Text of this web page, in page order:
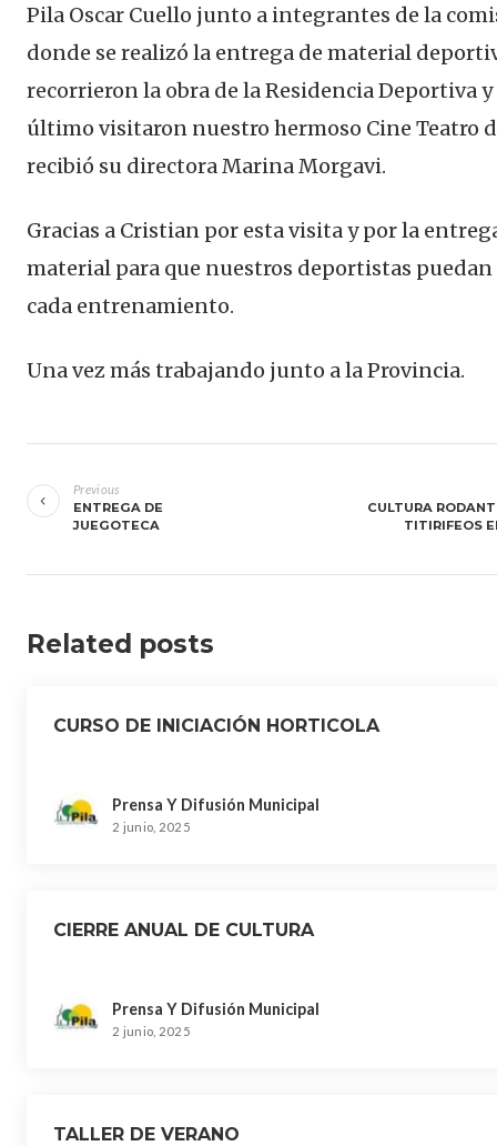
Pila Oscar Cuello junto a integrantes de la
donde se realizó la entrega de material
recorrieron la obra de la Residencia Deportiva
último visitaron nuestro hermoso Cine Teatro
recibió su directora Marina Morgavi.
Gracias a Cristian por esta visita y por la
material para que nuestros deportistas puedan
cada entrenamiento.
Una vez más trabajando junto a la Provincia.
de
entradas
Previous
ENTREGA DE
JUEGOTECA
CULTURA
TITIRIFEOS
Related posts
CURSO DE INICIACIÓN HORTICOLA
Prensa Y Difusión Municipal
2 junio, 2025
CIERRE ANUAL DE CULTURA
Prensa Y Difusión Municipal
2 junio, 2025
TALLER DE VERANO